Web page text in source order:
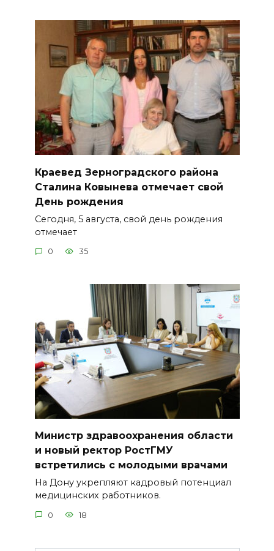
Краевед Зерноградского района
Сталина Ковынева отмечает свой
День рождения
Сегодня, 5 августа, свой день рождения
отмечает
0 35
Министр здравоохранения области
и новый ректор РостГМУ
встретились с молодыми врачами
На Дону укрепляют кадровый потенциал
медицинских работников.
0 18